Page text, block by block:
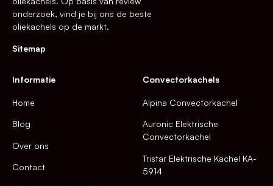
onderzoek, vind je bij ons de beste
oliekachels op de markt.
Sitemap
Informatie
Home
Blog
Over ons
Contact
Convectorkachels
Alpina Convectorkachel
Auronic Elektrische
Convectorkachel
Tristar Elektrische Kachel KA-
5914